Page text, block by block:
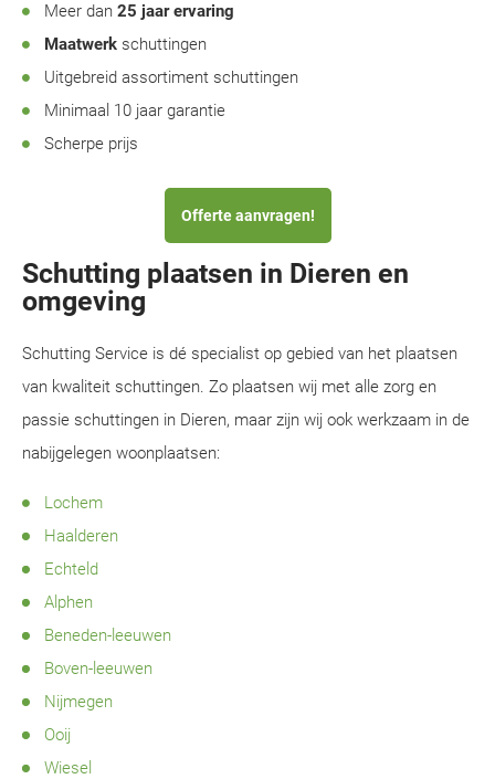
Meer dan 25 jaar ervaring
Maatwerk schuttingen
Uitgebreid assortiment schuttingen
Minimaal 10 jaar garantie
Scherpe prijs
Offerte aanvragen!
Schutting plaatsen in Dieren en
omgeving
Schutting Service is dé specialist op gebied van het plaatsen
van kwaliteit schuttingen. Zo plaatsen wij met alle zorg en
passie schuttingen in Dieren, maar zijn wij ook werkzaam in de
nabijgelegen woonplaatsen:
Lochem
Haalderen
Echteld
Alphen
Beneden-leeuwen
Boven-leeuwen
Nijmegen
Ooij
Wiesel